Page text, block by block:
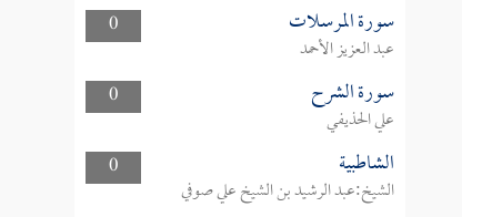
0
سورة المرسلات
عبد العزيز الأحمد
0
سورة الشرح
علي الحذيفي
0
الشاطبية
الشيخ:عبد الرشيد بن الشيخ علي صوفي